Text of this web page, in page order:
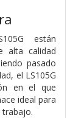
están
alta calidad
pasado
el LS105G
en el que
ideal para
trabajo.